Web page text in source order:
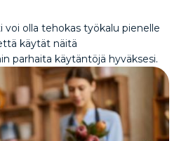
olla tehokas työkalu pienelle
käytät näitä
parhaita käytäntöjä hyväksesi.